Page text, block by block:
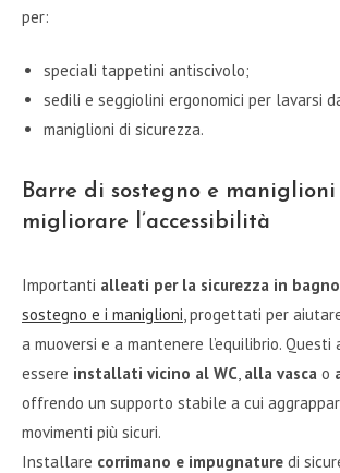
per:
speciali tappetini antiscivolo;
sedili e seggiolini ergonomici per lavarsi
maniglioni di sicurezza.
Barre di sostegno e
migliorare l’accessibilità
Importanti alleati per la sicurezza in bagno
sostegno e i maniglioni, progettati per
a muoversi e a mantenere l’equilibrio. Questi
essere installati vicino al WC, alla vasca o
offrendo un supporto stabile a cui
movimenti più sicuri.
Installare corrimano e impugnature di